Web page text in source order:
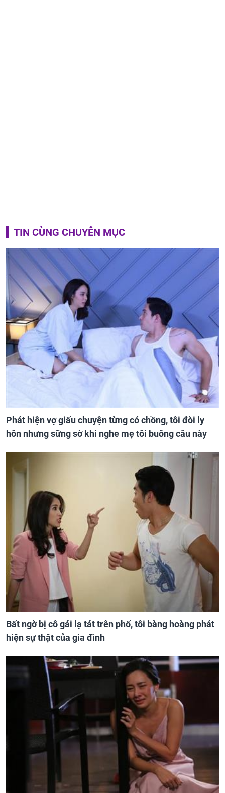
TIN CÙNG CHUYÊN MỤC
Phát hiện vợ giấu chuyện từng có chồng, tôi đòi ly
hôn nhưng sững sờ khi nghe mẹ tôi buông câu này
Bất ngờ bị cô gái lạ tát trên phố, tôi bàng hoàng phát
hiện sự thật của gia đình